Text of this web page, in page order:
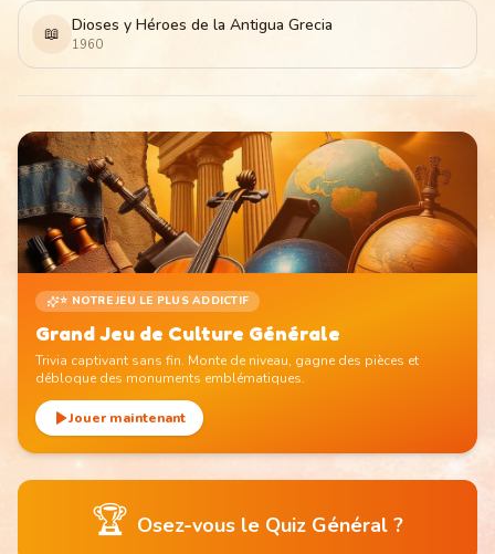
📖 Dioses y Héroes de la Antigua Grecia
1960
⭐ NOTRE JEU LE PLUS ADDICTIF
Grand Jeu de Culture Générale
Trivia captivant sans fin. Monte de niveau, gagne des pièces et
débloque des monuments emblématiques.
Jouer maintenant
🏆 Osez-vous le Quiz Général ?